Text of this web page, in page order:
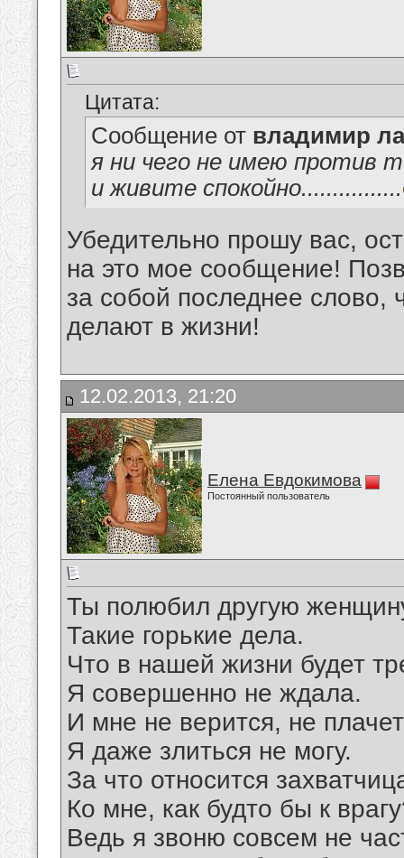
Цитата:
Сообщение от владимир
я ни чего не имею против
и живите спокойно................
Убедительно прошу вас,
на это мое сообщение!
за собой последнее слово,
делают в жизни!
12.02.2013, 21:20
Елена Евдокимова
Постоянный пользователь
Ты полюбил другую
Такие горькие дела.
Что в нашей жизни будет
Я совершенно не ждала.
И мне не верится, не
Я даже злиться не могу.
За что относится
Ко мне, как будто бы к
Ведь я звоню совсем не